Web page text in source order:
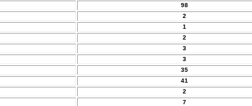
98
2
1
2
3
3
35
41
2
7